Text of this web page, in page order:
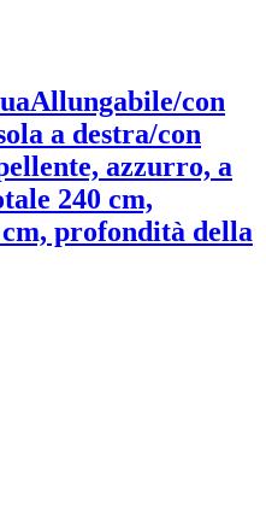
Allungabile/con
a destra/con
azzurro, a
240 cm,
profondità della